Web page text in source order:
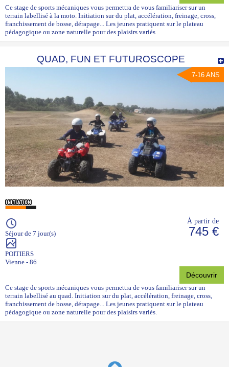
Ce stage de sports mécaniques vous permettra de vous familiariser sur un
terrain labellisé à la moto. Initiation sur du plat, accélération, freinage, cross,
franchissement de bosse, dérapage... Les jeunes pratiquent sur le plateau
pédagogique ou zone naturelle pour des plaisirs variés
QUAD, FUN ET FUTUROSCOPE
7-16 ANS
Séjour de 7 jour(s)
POITIERS
Vienne - 86
À partir de
745 €
Découvrir
Ce stage de sports mécaniques vous permettra de vous familiariser sur un
terrain labellisé au quad. Initiation sur du plat, accélération, freinage, cross,
franchissement de bosse, dérapage... Les jeunes pratiquent sur le plateau
pédagogique ou zone naturelle pour des plaisirs variés.